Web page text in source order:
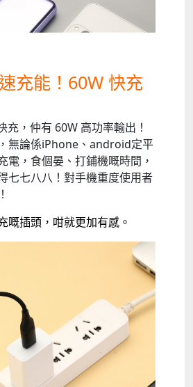
充能！60W 快充
充，仲有 60W 高功率輸出！
無論係iPhone、android定平
電，食個晏、打鋪機嘅時間，
七七八八！對手機重度使用者
嘅插頭，咁就更加有感。